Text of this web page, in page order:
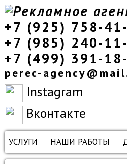
+7 (925) 758-
+7 (985) 240-
+7 (499) 391-
perec-
Instagram
Вконтакте
УСЛУГИ НАШИ РАБОТЫ